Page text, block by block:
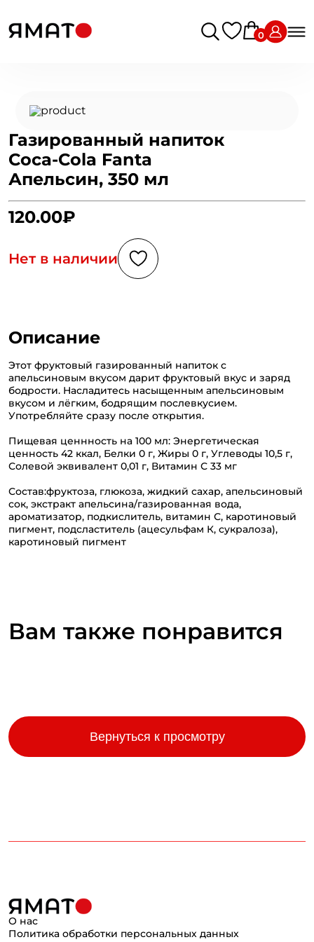
0
Газированный напиток
Coca-Cola Fanta
Апельсин, 350 мл
120.00₽
Нет в наличии
Описание
Этот фруктовый газированный напиток с
апельсиновым вкусом дарит фруктовый вкус и заряд
бодрости. Насладитесь насыщенным апельсиновым
вкусом и лёгким, бодрящим послевкусием.
Употребляйте сразу после открытия.
Пищевая ценнность на 100 мл: Энергетическая
ценность 42 ккал, Белки 0 г, Жиры 0 г, Углеводы 10,5 г,
Солевой эквивалент 0,01 г, Витамин С 33 мг
Состав:фруктоза, глюкоза, жидкий сахар, апельсиновый
сок, экстракт апельсина/газированная вода,
ароматизатор, подкислитель, витамин С, каротиновый
пигмент, подсластитель (ацесульфам К, сукралоза),
каротиновый пигмент
Вам также понравится
Вернуться к просмотру
О нас
Политика обработки персональных данных